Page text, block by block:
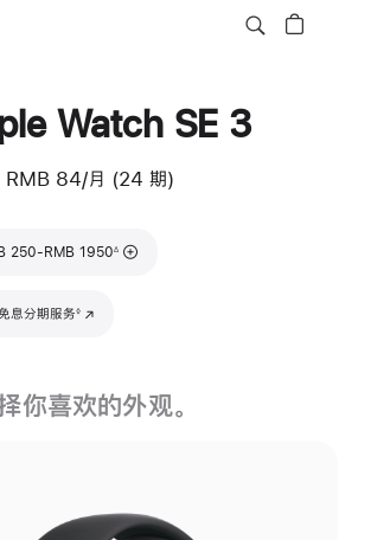
Watch SE 3
RMB 84/月 (24 期)
250-RMB 1950
脚注
∆
息分期服务◊
你喜欢的外观。